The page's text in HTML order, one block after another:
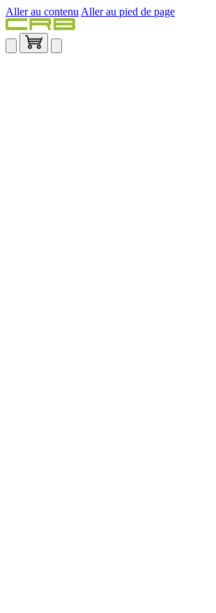
Aller au contenu Aller au pied de page